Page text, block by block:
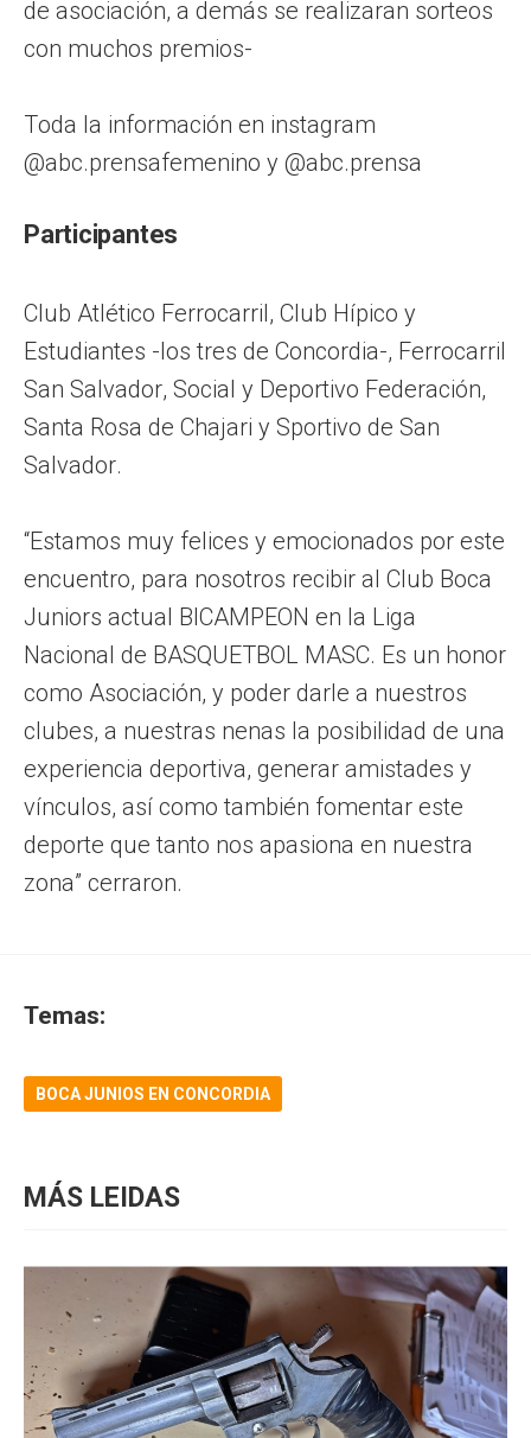
de asociación, a demás se realizaran sorteos
con muchos premios-
Toda la información en instagram
@abc.prensafemenino y @abc.prensa
Participantes
Club Atlético Ferrocarril, Club Hípico y
Estudiantes -los tres de Concordia-, Ferrocarril
San Salvador, Social y Deportivo Federación,
Santa Rosa de Chajari y Sportivo de San
Salvador.
“Estamos muy felices y emocionados por este
encuentro, para nosotros recibir al Club Boca
Juniors actual BICAMPEON en la Liga
Nacional de BASQUETBOL MASC. Es un honor
como Asociación, y poder darle a nuestros
clubes, a nuestras nenas la posibilidad de una
experiencia deportiva, generar amistades y
vínculos, así como también fomentar este
deporte que tanto nos apasiona en nuestra
zona” cerraron.
Temas:
BOCA JUNIOS EN CONCORDIA
MÁS LEIDAS